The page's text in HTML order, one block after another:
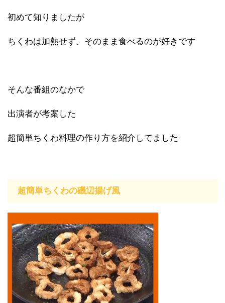
初めて知りましたが
ちくわは加熱せず、そのまま食べるのが好きです
そんな番組のなかで
出演者が考案した
超簡単ちくわ料理の作り方を紹介してました
超簡単ちくわの磯辺揚げ風